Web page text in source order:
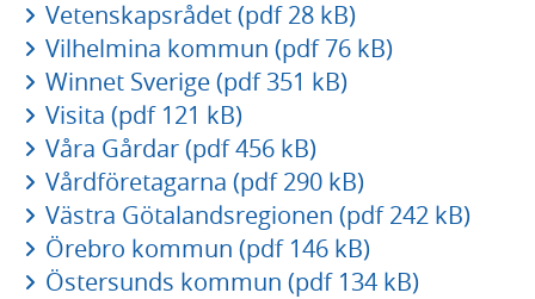
Vetenskapsrådet (pdf 28 kB)
Vilhelmina kommun (pdf 76 kB)
Winnet Sverige (pdf 351 kB)
Visita (pdf 121 kB)
Våra Gårdar (pdf 456 kB)
Vårdföretagarna (pdf 290 kB)
Västra Götalandsregionen (pdf 242 kB)
Örebro kommun (pdf 146 kB)
Östersunds kommun (pdf 134 kB)